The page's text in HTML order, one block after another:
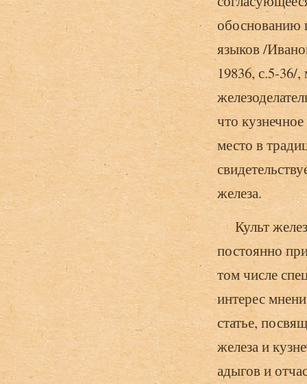
обоснованию
языков /
19836, с.5-36/
что
место в
железа.
Культ
постоянно
том числе
интерес
статье,
железа и
адыгов и